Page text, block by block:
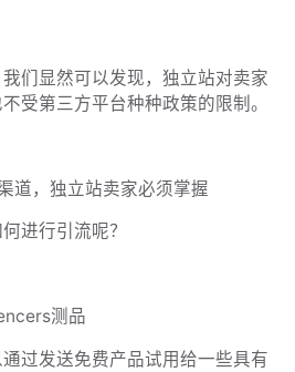
们显然可以发现，独立站对卖家
受第三方平台种种政策的限制。
道，独立站卖家必须掌握
进行引流呢？
测品
过发送免费产品试用给一些具有